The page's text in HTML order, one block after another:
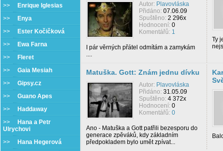
>>
Enrique Iglesias
>>
Enya
>>
Ester Kočičková
>>
Ewa Farna
>>
Fleret
>> Gaia Mesiah
>> Gipsy.cz
>> Guano Apes
>>
Haddaway
>>
Hana a Petr
Ulrychovi
>>
Hana Hegerová
Autor: Plavovláska
Přidáno: 07.06.09
Spuštěno: 2 296x
Hodnocení: 0
Komentářů: 1
I pár věrných přátel odmítám a zamykám
....
Ty
Matuška. Gott: Znám jednu dívku
Autor: Plavovláska
Přidáno: 31.05.09
Spuštěno: 4 372x
Hodnocení: 0
Komentářů: 0
Ano - Matuška a Gott patřili bezesporu do
generace zpěváků, kdy základním
předpokladem bylo umět zpívat...